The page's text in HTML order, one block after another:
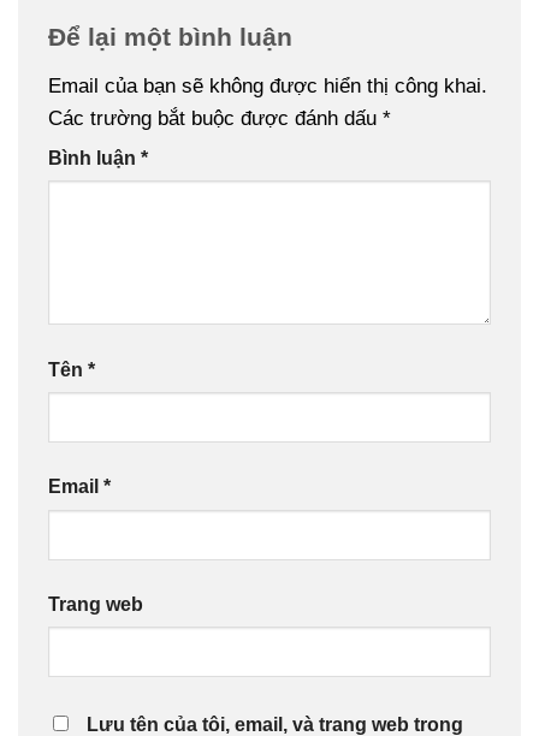
Để lại một bình luận
Email của bạn sẽ không được hiển thị công khai.
Các trường bắt buộc được đánh dấu *
Bình luận *
Tên *
Email *
Trang web
Lưu tên của tôi, email, và trang web trong